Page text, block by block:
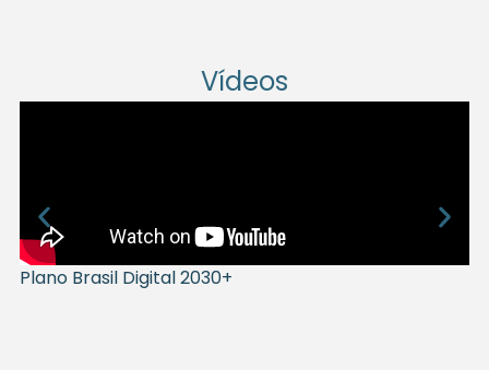
Vídeos
Projeto Escola Digital e Conectada